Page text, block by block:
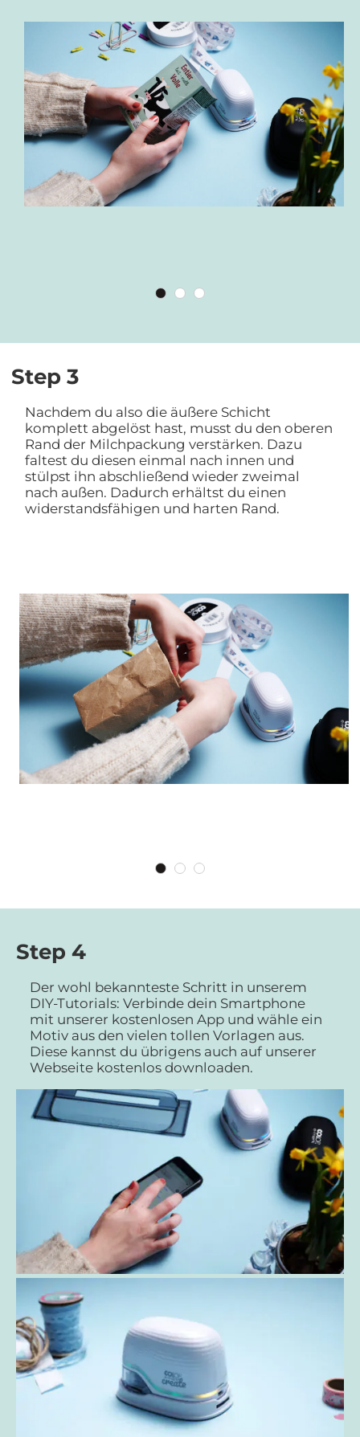
Step 3
Nachdem du also die äußere Schicht
komplett abgelöst hast, musst du den oberen
Rand der Milchpackung verstärken. Dazu
faltest du diesen einmal nach innen und
stülpst ihn abschließend wieder zweimal
nach außen. Dadurch erhältst du einen
widerstandsfähigen und harten Rand.
Step 4
Der wohl bekannteste Schritt in unserem
DIY-Tutorials: Verbinde dein Smartphone
mit unserer kostenlosen App und wähle ein
Motiv aus den vielen tollen Vorlagen aus.
Diese kannst du übrigens auch auf unserer
Webseite kostenlos downloaden.